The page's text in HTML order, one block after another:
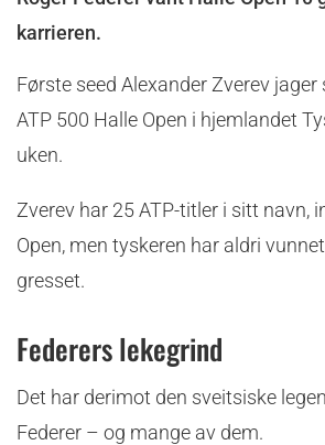
karrieren.
Første seed Alexander Zverev
ATP 500 Halle Open i hjemlandet
uken.
Zverev har 25 ATP-titler i sitt navn,
Open, men tyskeren har aldri
gresset.
Federers lekegrind
Det har derimot den sveitsiske
Federer – og mange av dem.